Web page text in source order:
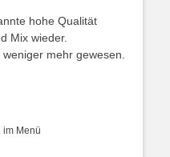
hohe Qualität
Mix wieder.
mehr gewesen.
im Menü